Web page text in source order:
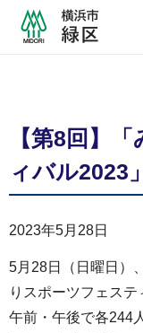
【第8回】
ィバル2023
2023年5月28日
5月28日（日曜日）
りスポーツフェステ
午前・午後で各244